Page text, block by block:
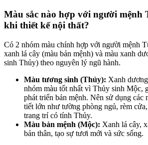
Màu sắc nào hợp với người mệnh
khi thiết kế nội thất?
Có 2 nhóm màu chính hợp với người mệnh
xanh lá cây (màu bản mệnh) và màu xanh
sinh Thủy) theo nguyên lý ngũ hành.
Màu tương sinh (Thủy): Xanh
nhóm màu tốt nhất vì Thủy sinh Mộc,
phát triển bản mệnh. Nên sử dụng các
tiết lớn như tường phòng ngủ, rèm
trang trí có tính Thủy.
Màu bản mệnh (Mộc): Xanh lá cây,
bản thân, tạo sự tươi mới và sức sống.